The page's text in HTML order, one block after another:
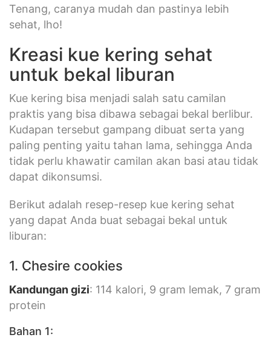
Tenang, caranya mudah dan pastinya lebih
sehat, lho!
Kreasi kue kering sehat
untuk bekal liburan
Kue kering bisa menjadi salah satu camilan
praktis yang bisa dibawa sebagai bekal berlibur.
Kudapan tersebut gampang dibuat serta yang
paling penting yaitu tahan lama, sehingga Anda
tidak perlu khawatir camilan akan basi atau tidak
dapat dikonsumsi.
Berikut adalah resep-resep kue kering sehat
yang dapat Anda buat sebagai bekal untuk
liburan:
1. Chesire cookies
Kandungan gizi: 114 kalori, 9 gram lemak, 7 gram
protein
Bahan 1: